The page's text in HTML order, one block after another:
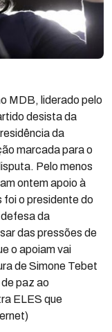
MDB, liderado pelo
desista da
da
marcada para o
Pelo menos
ontem apoio à
o presidente do
da
das pressões de
o apoiam vai
de Simone Tebet
paz ao
ELES que